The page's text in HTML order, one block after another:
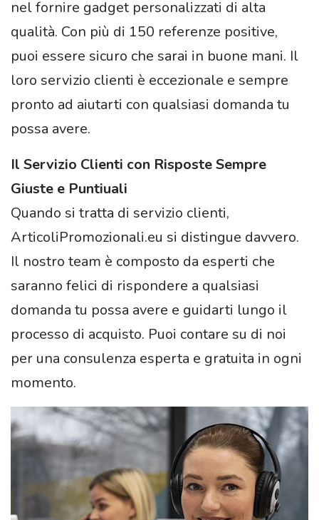
nel fornire gadget personalizzati di alta
qualità. Con più di 150 referenze positive,
puoi essere sicuro che sarai in buone mani. Il
loro servizio clienti è eccezionale e sempre
pronto ad aiutarti con qualsiasi domanda tu
possa avere.
Il Servizio Clienti con Risposte Sempre
Giuste e Puntiuali
Quando si tratta di servizio clienti,
ArticoliPromozionali.eu si distingue davvero.
Il nostro team è composto da esperti che
saranno felici di rispondere a qualsiasi
domanda tu possa avere e guidarti lungo il
processo di acquisto. Puoi contare su di noi
per una consulenza esperta e gratuita in ogni
momento.